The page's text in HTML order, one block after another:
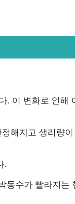
. 이 변화로 인해
해지고 생리량
.
동수가 빨라지는